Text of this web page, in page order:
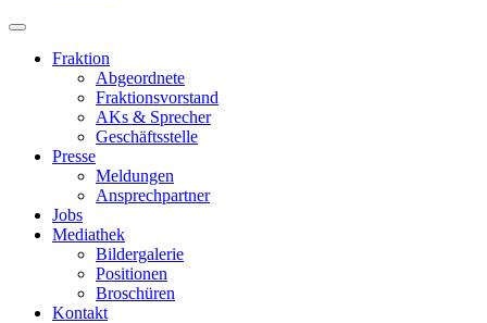
Fraktion
Abgeordnete
Fraktions­vorstand
AKs & Sprecher
Geschäftsstelle
Presse
Meldungen
Ansprechpartner
Jobs
Mediathek
Bildergalerie
Positionen
Broschüren
Kontakt